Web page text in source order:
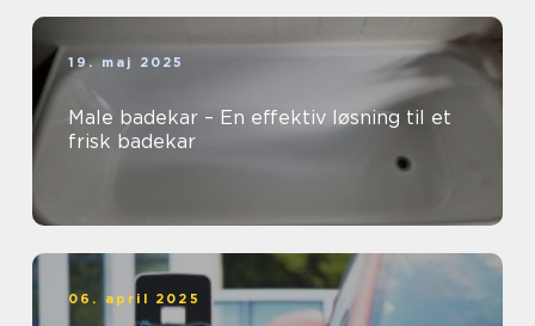
19. maj 2025
Male badekar – En effektiv løsning til et
frisk badekar
06. april 2025